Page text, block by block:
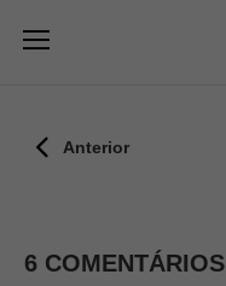
Anterior
6 COMENTÁRIOS